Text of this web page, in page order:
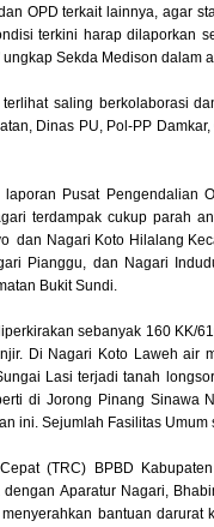
OPD terkait lainnya, agar
terkini harap dilaporkan
ungkap Sekda Medison dalam
terlihat saling berkolaborasi
Dinas PU, Pol-PP
laporan Pusat Pengendalian
terdampak cukup parah
dan Nagari Koto Hilalang
Pianggu, dan Nagari
Bukit Sundi.
sebanyak 160 KK/
Di Nagari Koto Laweh air
Lasi terjadi tanah
di Jorong Pinang Sinawa
ini. Sejumlah Fasilitas
(TRC) BPBD
dengan Aparatur Nagari,
bantuan darurat